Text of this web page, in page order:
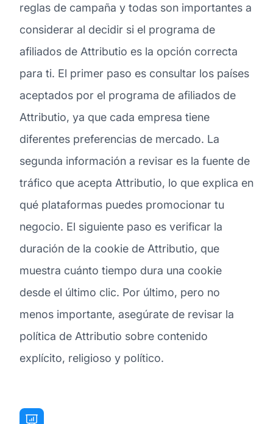
reglas de campaña y todas son importantes a
considerar al decidir si el programa de
afiliados de Attributio es la opción correcta
para ti. El primer paso es consultar los países
aceptados por el programa de afiliados de
Attributio, ya que cada empresa tiene
diferentes preferencias de mercado. La
segunda información a revisar es la fuente de
tráfico que acepta Attributio, lo que explica en
qué plataformas puedes promocionar tu
negocio. El siguiente paso es verificar la
duración de la cookie de Attributio, que
muestra cuánto tiempo dura una cookie
desde el último clic. Por último, pero no
menos importante, asegúrate de revisar la
política de Attributio sobre contenido
explícito, religioso y político.